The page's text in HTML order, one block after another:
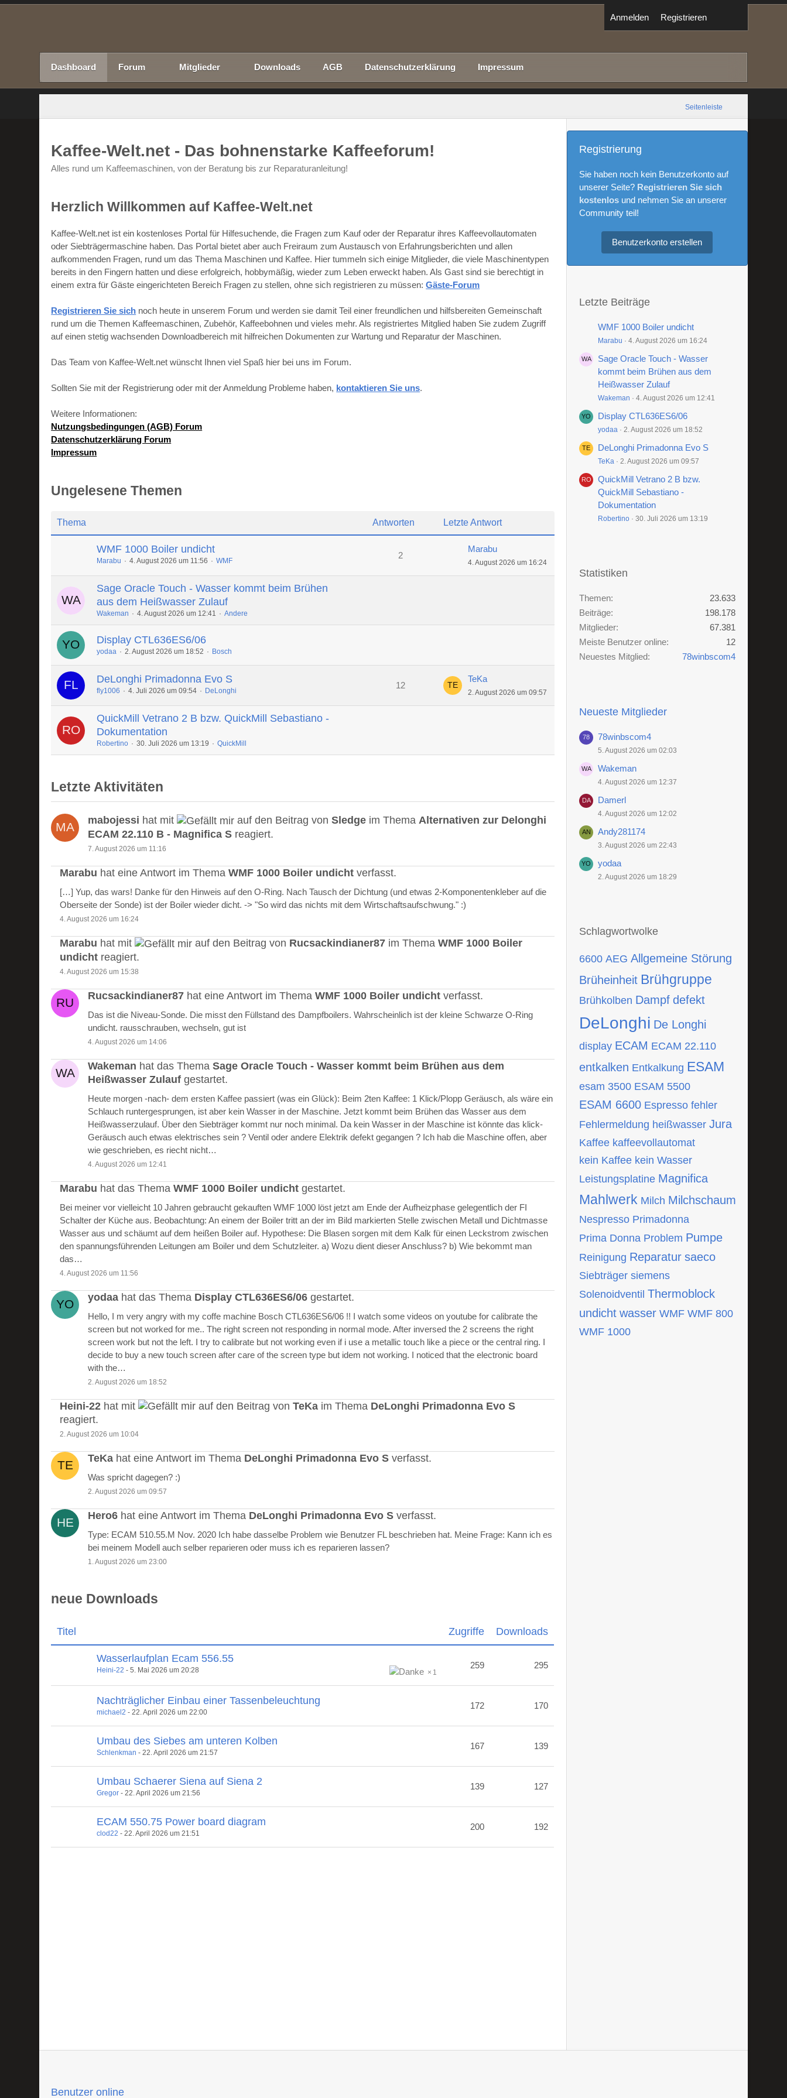
Anmelden Registrieren
Dashboard Forum Mitglieder Downloads AGB Datenschutzerklärung Impressum
Seitenleiste
Kaffee-Welt.net - Das bohnenstarke Kaffeeforum!
Alles rund um Kaffeemaschinen, von der Beratung bis zur Reparaturanleitung!
Herzlich Willkommen auf Kaffee-Welt.net
Kaffee-Welt.net ist ein kostenloses Portal für Hilfesuchende, die Fragen zum Kauf oder der Reparatur ihres Kaffeevollautomaten
oder Siebträgermaschine haben. Das Portal bietet aber auch Freiraum zum Austausch von Erfahrungsberichten und allen
aufkommenden Fragen, rund um das Thema Maschinen und Kaffee. Hier tummeln sich einige Mitglieder, die viele Maschinentypen
bereits in den Fingern hatten und diese erfolgreich, hobbymäßig, wieder zum Leben erweckt haben. Als Gast sind sie berechtigt in
einem extra für Gäste eingerichteten Bereich Fragen zu stellen, ohne sich registrieren zu müssen:Gäste-Forum
Registrieren Sie sich noch heute in unserem Forum und werden sie damit Teil einer freundlichen und hilfsbereiten Gemeinschaft
rund um die Themen Kaffeemaschinen, Zubehör, Kaffeebohnen und vieles mehr. Als registriertes Mitglied haben Sie zudem Zugriff
auf einen stetig wachsenden Downloadbereich mit hilfreichen Dokumenten zur Wartung und Reparatur der Maschinen.
Das Team von Kaffee-Welt.net wünscht Ihnen viel Spaß hier bei uns im Forum.
Sollten Sie mit der Registrierung oder mit der Anmeldung Probleme haben, kontaktieren Sie uns.
Weitere Informationen:
Nutzungsbedingungen (AGB) Forum
Datenschutzerklärung Forum
Impressum
Ungelesene Themen
Thema Antworten Letzte Antwort
WMF 1000 Boiler undicht
Marabu 4. August 2026 um 11:56 WMF
2
Marabu
4. August 2026 um 16:24
Sage Oracle Touch - Wasser kommt beim Brühen
aus dem Heißwasser Zulauf
Wakeman 4. August 2026 um 12:41 Andere
Display CTL636ES6/06
yodaa 2. August 2026 um 18:52 Bosch
DeLonghi Primadonna Evo S
fly1006 4. Juli 2026 um 09:54 DeLonghi
12
TeKa
2. August 2026 um 09:57
QuickMill Vetrano 2 B bzw. QuickMill Sebastiano -
Dokumentation
Robertino 30. Juli 2026 um 13:19 QuickMill
Letzte Aktivitäten
mabojessi hat mit auf den Beitrag vonSledge im ThemaAlternativen zur Delonghi
ECAM 22.110 B - Magnifica S reagiert.
7. August 2026 um 11:16
Marabu hat eine Antwort im ThemaWMF 1000 Boiler undicht verfasst.
[…] Yup, das wars! Danke für den Hinweis auf den O-Ring. Nach Tausch der Dichtung (und etwas 2-Komponentenkleber auf die
Oberseite der Sonde) ist der Boiler wieder dicht. -> "So wird das nichts mit dem Wirtschaftsaufschwung." :)
4. August 2026 um 16:24
Marabu hat mit auf den Beitrag von Rucsackindianer87 im ThemaWMF 1000 Boiler
undicht reagiert.
4. August 2026 um 15:38
Rucsackindianer87 hat eine Antwort im ThemaWMF 1000 Boiler undicht verfasst.
Das ist die Niveau-Sonde. Die misst den Füllstand des Dampfboilers. Wahrscheinlich ist der kleine Schwarze O-Ring
undicht. rausschrauben, wechseln, gut ist
4. August 2026 um 14:06
Wakeman hat das ThemaSage Oracle Touch - Wasser kommt beim Brühen aus dem
Heißwasser Zulauf gestartet.
Heute morgen -nach- dem ersten Kaffee passiert (was ein Glück): Beim 2ten Kaffee: 1 Klick/Plopp Geräusch, als wäre ein
Schlauch runtergesprungen, ist aber kein Wasser in der Maschine. Jetzt kommt beim Brühen das Wasser aus dem
Heißwasserzulauf. Über den Siebträger kommt nur noch minimal. Da kein Wasser in der Maschine ist könnte das klick-
Geräusch auch etwas elektrisches sein ? Ventil oder andere Elektrik defekt gegangen ? Ich hab die Maschine offen, aber
wie geschrieben, es riecht nicht…
4. August 2026 um 12:41
Marabu hat das ThemaWMF 1000 Boiler undicht gestartet.
Bei meiner vor vielleicht 10 Jahren gebraucht gekauften WMF 1000 löst jetzt am Ende der Aufheizphase gelegentlich der FI
Schalter der Küche aus. Beobachtung: An einem der Boiler tritt an der im Bild markierten Stelle zwischen Metall und Dichtmasse
Wasser aus und schäumt auf dem heißen Boiler auf. Hypothese: Die Blasen sorgen mit dem Kalk für einen Leckstrom zwischen
den spannungsführenden Leitungen am Boiler und dem Schutzleiter. a) Wozu dient dieser Anschluss? b) Wie bekommt man
das…
4. August 2026 um 11:56
yodaa hat das Thema Display CTL636ES6/06 gestartet.
Hello, I m very angry with my coffe machine Bosch CTL636ES6/06 !! I watch some videos on youtube for calibrate the
screen but not worked for me.. The right screen not responding in normal mode. After inversed the 2 screens the right
screen work but not the left. I try to calibrate but not working even if i use a metallic touch like a piece or the central ring. I
decide to buy a new touch screen after care of the screen type but idem not working. I noticed that the electronic board
with the…
2. August 2026 um 18:52
Heini-22 hat mit auf den Beitrag vonTeKa im Thema DeLonghi Primadonna Evo S
reagiert.
2. August 2026 um 10:04
TeKa hat eine Antwort im Thema DeLonghi Primadonna Evo S verfasst.
Was spricht dagegen? :)
2. August 2026 um 09:57
Hero6 hat eine Antwort im Thema DeLonghi Primadonna Evo S verfasst.
Type: ECAM 510.55.M Nov. 2020 Ich habe dasselbe Problem wie Benutzer FL beschrieben hat. Meine Frage: Kann ich es
bei meinem Modell auch selber reparieren oder muss ich es reparieren lassen?
1. August 2026 um 23:00
neue Downloads
Titel Zugriffe Downloads
Wasserlaufplan Ecam 556.55
1
Heini-22 -5. Mai 2026 um 20:28 259 295
Nachträglicher Einbau einer Tassenbeleuchtung
michael2 -22. April 2026 um 22:00
172 170
Umbau des Siebes am unteren Kolben
Schlenkman -22. April 2026 um 21:57
167 139
Umbau Schaerer Siena auf Siena 2
Gregor -22. April 2026 um 21:56
139 127
ECAM 550.75 Power board diagram
clod22 -22. April 2026 um 21:51
200 192
Registrierung
Sie haben noch kein Benutzerkonto auf
unserer Seite? Registrieren Sie sich
kostenlosund nehmen Sie an unserer
Community teil!
Benutzerkonto erstellen
Letzte Beiträge
WMF 1000 Boiler undicht
Marabu 4. August 2026 um 16:24
Sage Oracle Touch - Wasser
kommt beim Brühen aus dem
Heißwasser Zulauf
Wakeman 4. August 2026 um 12:41
Display CTL636ES6/06
yodaa 2. August 2026 um 18:52
DeLonghi Primadonna Evo S
TeKa 2. August 2026 um 09:57
QuickMill Vetrano 2 B bzw.
QuickMill Sebastiano -
Dokumentation
Robertino 30. Juli 2026 um 13:19
Statistiken
Themen
23.633
Beiträge
198.178
Mitglieder
67.381
Meiste Benutzer online
12
Neuestes Mitglied
78winbscom4
Neueste Mitglieder
78winbscom4
5. August 2026 um 02:03
Wakeman
4. August 2026 um 12:37
Damerl
4. August 2026 um 12:02
Andy281174
3. August 2026 um 22:43
yodaa
2. August 2026 um 18:29
Schlagwortwolke
6600 AEG Allgemeine Störung
Brüheinheit Brühgruppe
Brühkolben Dampf defekt
DeLonghi De Longhi
display ECAM ECAM 22.110
entkalken Entkalkung ESAM
esam 3500 ESAM 5500
ESAM 6600 Espresso fehler
Fehlermeldung heißwasser Jura
Kaffee kaffeevollautomat
kein Kaffee kein Wasser
Leistungsplatine Magnifica
Mahlwerk Milch Milchschaum
Nespresso Primadonna
Prima Donna Problem Pumpe
Reinigung Reparatur saeco
Siebträger siemens
Solenoidventil Thermoblock
undicht wasser WMF WMF 800
WMF 1000
Benutzer online